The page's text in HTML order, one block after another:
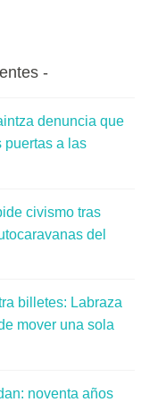
denuncia que
puertas a las
civismo tras
del
billetes: Labraza
mover una sola
noventa años